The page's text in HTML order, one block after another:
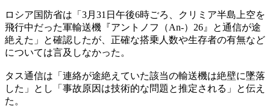
ロシア国防省は「3月31日午後6時ごろ、クリミア半島上空を
飛行中だった軍輸送機『アントノフ（An‐）26』と通信が途
絶えた」と確認したが、正確な搭乗人数や生存者の有無など
については言及しなかった。
タス通信は「連絡が途絶えていた該当の輸送機は絶壁に墜落
した」とし「事故原因は技術的な問題と推定される」と伝え
た。